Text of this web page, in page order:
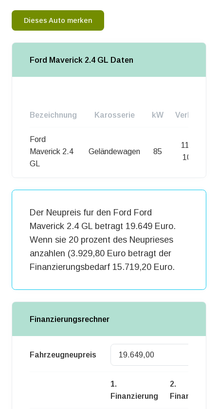
Dieses Auto merken
Ford Maverick 2.4 GL Daten
Bezeichnung Karosserie kW Verbrauch
Ford
Maverick 2.4
GL
Geländewagen 85
11,90 l /
100km
Der Neupreis fur den Ford Ford
Maverick 2.4 GL betragt 19.649 Euro.
Wenn sie 20 prozent des Neuprieses
anzahlen (3.929,80 Euro betragt der
Finanzierungsbedarf 15.719,20 Euro.
Finanzierungsrechner
Fahrzeugneupreis
1.
Finanzierung
2.
Finanzierung